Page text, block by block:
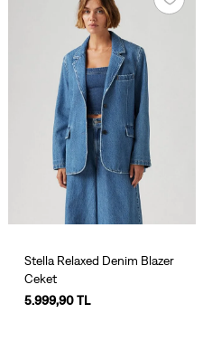
Stella Relaxed Denim Blazer
Ceket
5.999,90 TL